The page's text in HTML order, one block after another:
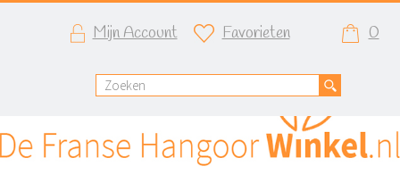
Mijn Account Favorieten 0